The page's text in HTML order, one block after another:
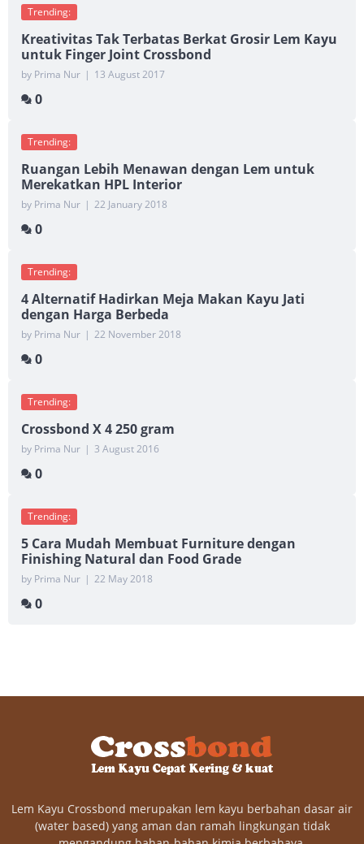
Trending:
Kreativitas Tak Terbatas Berkat Grosir Lem Kayu
untuk Finger Joint Crossbond
by Prima Nur | 13 August 2017
0
Trending:
Ruangan Lebih Menawan dengan Lem untuk
Merekatkan HPL Interior
by Prima Nur | 22 January 2018
0
Trending:
4 Alternatif Hadirkan Meja Makan Kayu Jati
dengan Harga Berbeda
by Prima Nur | 22 November 2018
0
Trending:
Crossbond X 4 250 gram
by Prima Nur | 3 August 2016
0
Trending:
5 Cara Mudah Membuat Furniture dengan
Finishing Natural dan Food Grade
by Prima Nur | 22 May 2018
0
Lem Kayu Crossbond merupakan lem kayu berbahan dasar air
(water based) yang aman dan ramah lingkungan tidak